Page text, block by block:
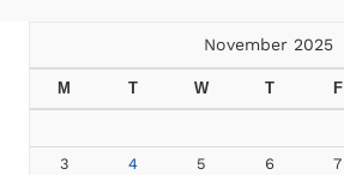
November 2025
M T W T F
3
4 5 6 7